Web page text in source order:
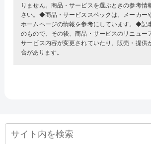
りません。商品・サービスを選ぶときの参考情
さい。◆商品・サービススペックは、メーカー
ホームページの情報を参考にしています。◆記
のもので、その後、商品・サービスのリニュー
サービス内容が変更されていたり、販売・提供
合があります。